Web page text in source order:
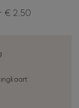
€ 2,50